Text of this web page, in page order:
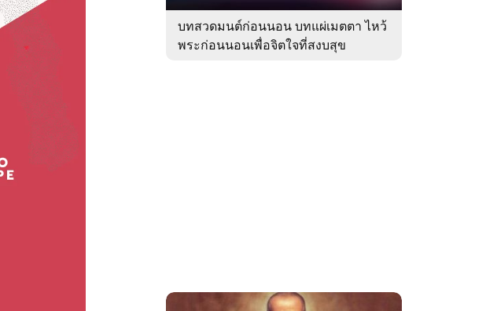
บทสวดมนต์ก่อนนอน บทแผ่เมตตา ไหว้
พระก่อนนอนเพื่อจิตใจที่สงบสุข